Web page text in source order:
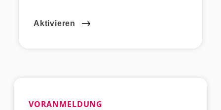
Aktivieren
VORANMELDUNG